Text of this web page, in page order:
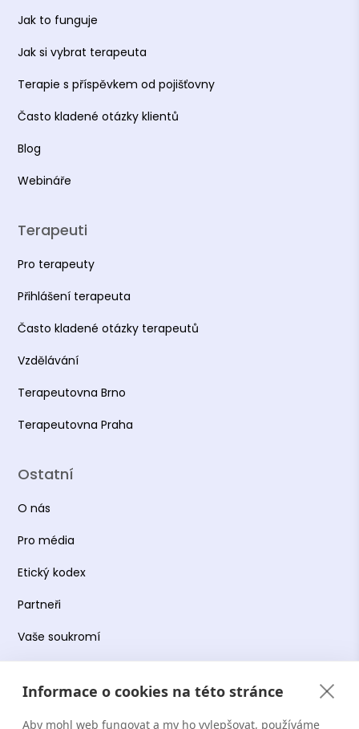
Informace o cookies na této stránce
Aby mohl web fungovat a my ho vylepšovat, používáme
Jak to funguje
Jak si vybrat terapeuta
Terapie s příspěvkem od pojišťovny
Často kladené otázky klientů
Blog
Webináře
Terapeuti
Pro terapeuty
Přihlášení terapeuta
Často kladené otázky terapeutů
Vzdělávání
Terapeutovna Brno
Terapeutovna Praha
Ostatní
O nás
Pro média
Etický kodex
Partneři
Vaše soukromí
Obchodní podmínky